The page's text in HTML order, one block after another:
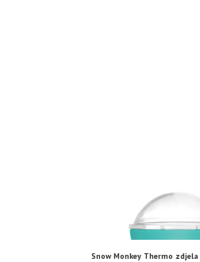
Snow Monkey Thermo